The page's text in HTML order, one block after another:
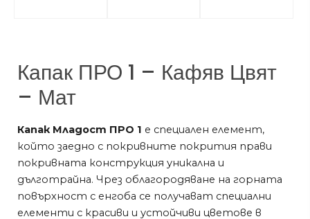
Капак ПРО 1 – Кафяв Цвят
– Мат
Капак Младост ПРО 1 е специален елемент,
който заедно с покривните покрития прави
покривната конструкция уникална и
дълготрайна. Чрез облагородяване на горната
повърхност с eнгоба се получават специални
елементи с красиви и устойчиви цветове в